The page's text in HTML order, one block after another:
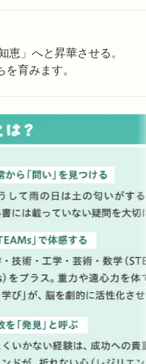
」へと昇華させる。
育みます。